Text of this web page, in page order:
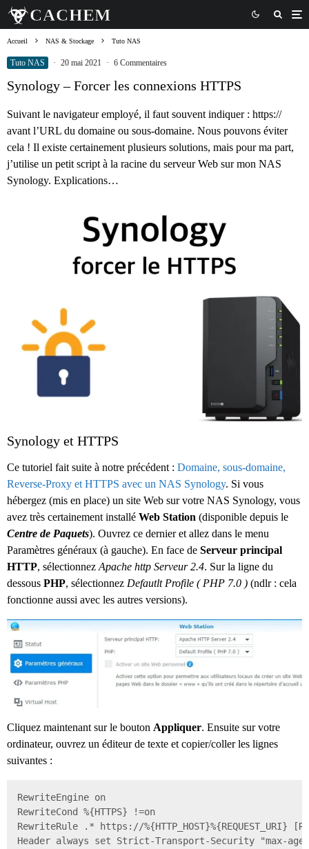
Accueil NAS & Stockage Tuto NAS
Tuto NAS · 20 mai 2021 · 6 Commentaires
Synology – Forcer les connexions HTTPS
Suivant le navigateur employé, il faut souvent indiquer : https://
avant l’URL du domaine ou sous-domaine. Nous pouvons éviter
cela ! Il existe certainement plusieurs solutions, mais pour ma part,
j’utilise un petit script à la racine du serveur Web sur mon NAS
Synology. Explications…
Synology et HTTPS
Ce tutoriel fait suite à notre précédent : Domaine, sous-domaine,
Reverse-Proxy et HTTPS avec un NAS Synology. Si vous
hébergez (mis en place) un site Web sur votre NAS Synology, vous
avez très certainement installé Web Station (disponible depuis le
Centre de Paquets). Ouvrez ce dernier et allez dans le menu
Paramètres généraux (à gauche). En face de Serveur principal
HTTP, sélectionnez Apache http Serveur 2.4. Sur la ligne du
dessous PHP, sélectionnez Defautlt Profile ( PHP 7.0 ) (ndlr : cela
fonctionne aussi avec les autres versions).
Cliquez maintenant sur le bouton Appliquer. Ensuite sur votre
ordinateur, ouvrez un éditeur de texte et copier/coller les lignes
suivantes :
RewriteEngine on
RewriteCond %{HTTPS} !=on
RewriteRule .* https://%{HTTP_HOST}%{REQUEST_URI}
Header always set Strict-Transport-Security "max-